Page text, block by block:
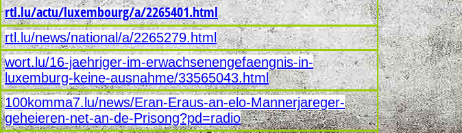
rtl.lu/actu/luxembourg/a/2265401.html
rtl.lu/news/national/a/2265279.html
wort.lu/16-jaehriger-im-erwachsenengefaengnis-in-
luxemburg-keine-ausnahme/33565043.html
100komma7.lu/news/Eran-Eraus-an-elo-Mannerjareger-
geheieren-net-an-de-Prisong?pd=radio